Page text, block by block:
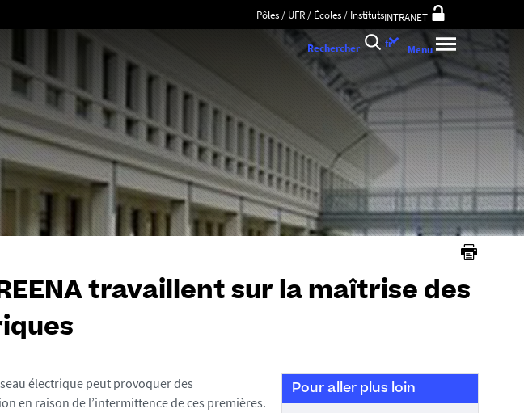
Pôles / UFR / Écoles / InstitutsINTRANET
Rechercher
Choix
de
la
langue
fr Menu
travaillent sur la maîtrise des
électrique peut provoquer des
en raison de l’intermittence de ces premières.
Pour aller plus loin